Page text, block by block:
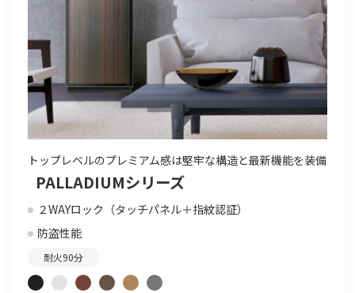
トップレベルのプレミアム感は堅牢な構造と最新機能を装備
PALLADIUMシリーズ
２WAYロック（タッチパネル＋指紋認証）
防盗性能
耐火90分